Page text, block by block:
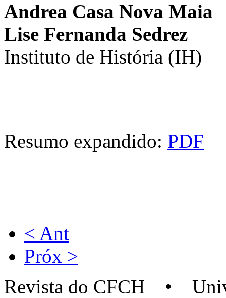
Andrea Casa Nova Maia
Lise Fernanda Sedrez
Instituto de História (IH)
Resumo expandido: PDF
< Ant
Próx >
Revista do CFCH •